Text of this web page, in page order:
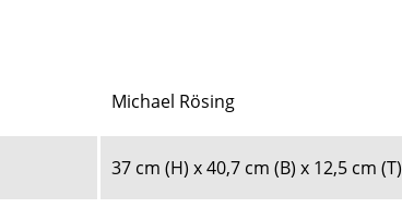
Michael Rösing
37 cm (H) x 40,7 cm (B) x 12,5 cm (T)